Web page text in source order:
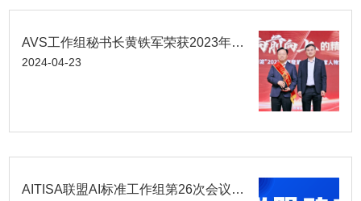
AVS工作组秘书长黄铁军荣获2023年度“感动海淀”文明人物
2024-04-23
AITISA联盟AI标准工作组第26次会议顺利召开